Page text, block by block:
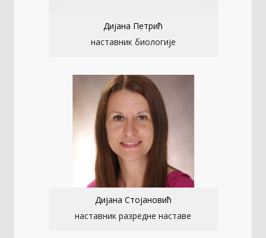
Дијана Петрић
наставник биологије
Дијана Стојановић
наставник разредне наставе